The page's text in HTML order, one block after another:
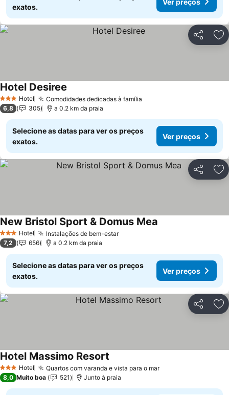
exatos.
Partilhar
3 EstrelasHotel Comodidades dedicadas à família
Hotel Desiree
6,8 305 a 0.2 km da praia
Selecione as datas para ver os preços
exatos.
Ver preços
Partilhar
3 EstrelasHotel Instalações de bem-estarVer preços
New Bristol Sport & Domus Mea
7,2 656 a 0.2 km da praia
Selecione as datas para ver os preços
exatos.
Ver preços
Partilhar
3 EstrelasHotel Quartos com varanda e vista para o marVer preços
Hotel Massimo Resort
8,0 Muito boa 521 Junto à praia